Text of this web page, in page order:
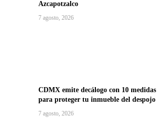
Azcapotzalco
7 agosto, 2026
CDMX emite decálogo con 10 medidas
para proteger tu inmueble del despojo
7 agosto, 2026